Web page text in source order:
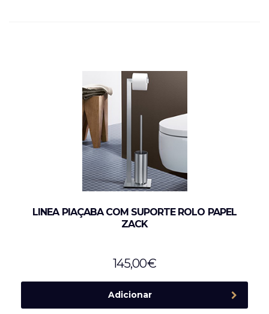
LINEA PIAÇABA COM SUPORTE ROLO PAPEL
ZACK
145,00€
Adicionar